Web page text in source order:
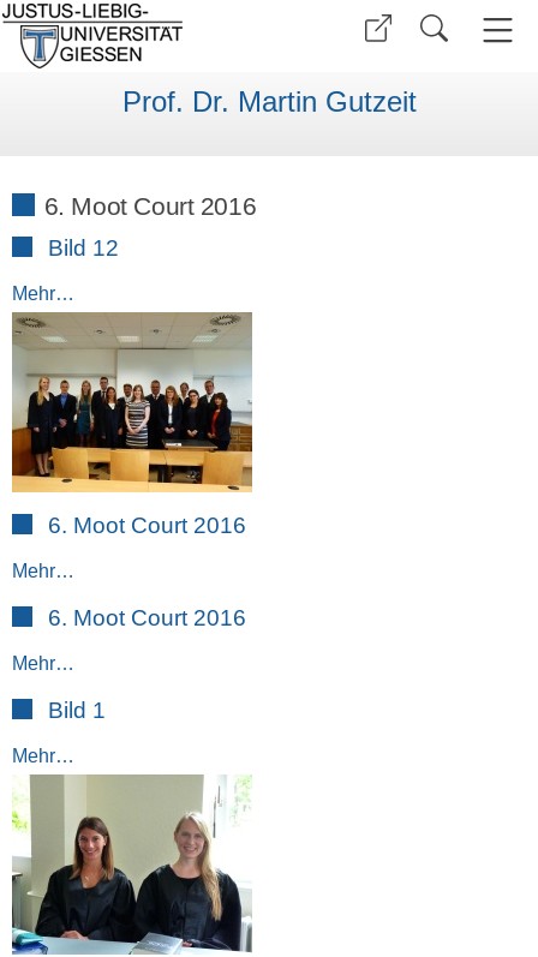
Prof. Dr. Martin Gutzeit
6. Moot Court 2016
Bild 12
Mehr…
6. Moot Court 2016
Mehr…
6. Moot Court 2016
Mehr…
Bild 1
Mehr…